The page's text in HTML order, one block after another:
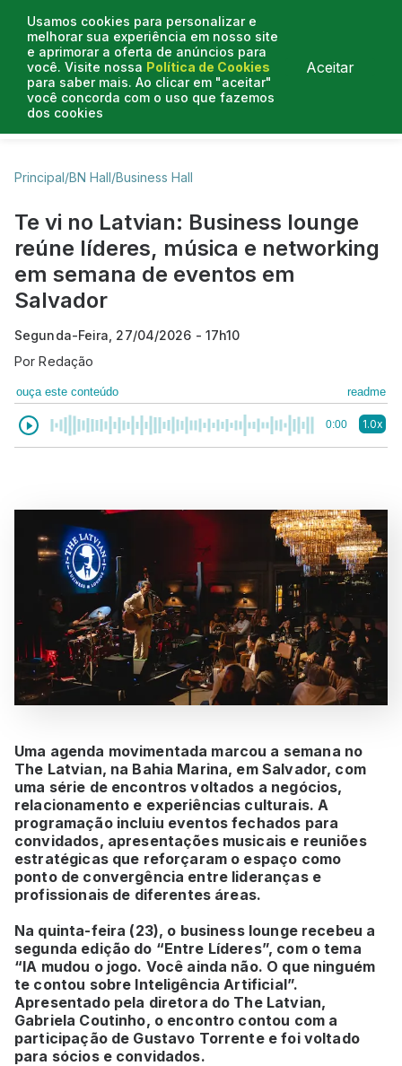
Usamos cookies para personalizar e
melhorar sua experiência em nosso site
e aprimorar a oferta de anúncios para
você. Visite nossa Política de Cookies
para saber mais. Ao clicar em "aceitar"
você concorda com o uso que fazemos
dos cookies
Aceitar
Business Hall
Principal/BN Hall/Business Hall
Te vi no Latvian: Business lounge
reúne líderes, música e networking
em semana de eventos em
Salvador
Segunda-Feira, 27/04/2026 - 17h10
PorRedação
ouça este conteúdo readme
0:00 1.0x
Uma agenda movimentada marcou a semana no
The Latvian, na Bahia Marina, em Salvador, com
uma série de encontros voltados a negócios,
relacionamento e experiências culturais. A
programação incluiu eventos fechados para
convidados, apresentações musicais e reuniões
estratégicas que reforçaram o espaço como
ponto de convergência entre lideranças e
profissionais de diferentes áreas.
Na quinta-feira (23), o business lounge recebeu a
segunda edição do “Entre Líderes”, com o tema
“IA mudou o jogo. Você ainda não. O que ninguém
te contou sobre Inteligência Artificial”.
Apresentado pela diretora do The Latvian,
Gabriela Coutinho, o encontro contou com a
participação de Gustavo Torrente e foi voltado
para sócios e convidados.